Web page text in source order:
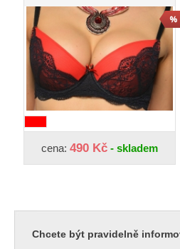
cena: 490 Kč - skladem
Chcete být pravidelně